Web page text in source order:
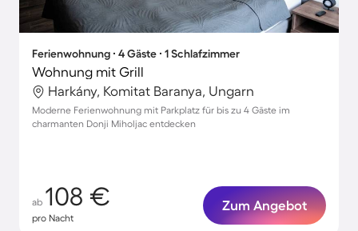
Ferienwohnung ∙ 4 Gäste ∙ 1 Schlafzimmer
Wohnung mit Grill
Harkány, Komitat Baranya, Ungarn
Moderne Ferienwohnung mit Parkplatz für bis zu 4 Gäste im
charmanten Donji Miholjac entdecken
ab 108 €
pro Nacht
Zum Angebot